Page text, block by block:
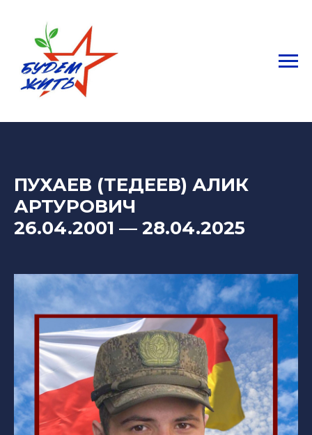
ПУХАЕВ (ТЕДЕЕВ) АЛИК
АРТУРОВИЧ
26.04.2001 — 28.04.2025